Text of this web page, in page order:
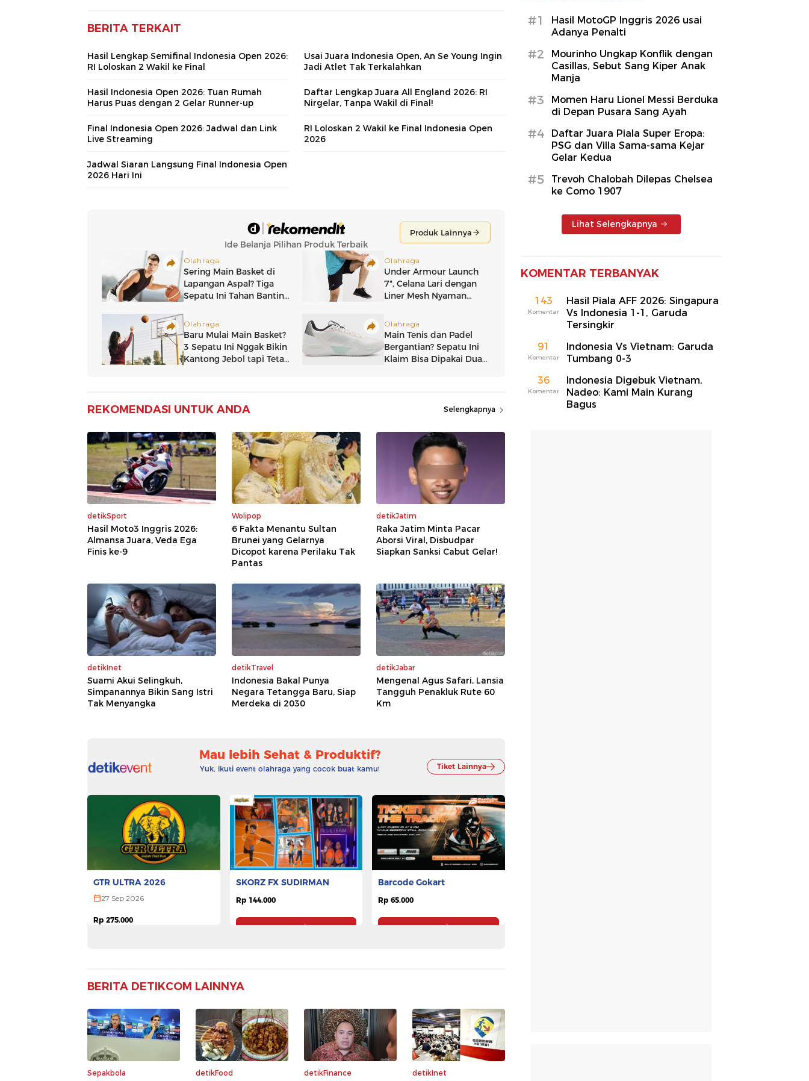
BERITA TERKAIT
Hasil Lengkap Semifinal Indonesia Open 2026:
RI Loloskan 2 Wakil ke Final
Usai Juara Indonesia Open, An Se Young Ingin
Jadi Atlet Tak Terkalahkan
Hasil Indonesia Open 2026: Tuan Rumah
Harus Puas dengan 2 Gelar Runner-up
Daftar Lengkap Juara All England 2026: RI
Nirgelar, Tanpa Wakil di Final!
Final Indonesia Open 2026: Jadwal dan Link
Live Streaming
RI Loloskan 2 Wakil ke Final Indonesia Open
2026
Jadwal Siaran Langsung Final Indonesia Open
2026 Hari Ini
REKOMENDASI UNTUK ANDA Selengkapnya
detikSport
Hasil Moto3 Inggris 2026:
Almansa Juara, Veda Ega
Finis ke-9
Wolipop
6 Fakta Menantu Sultan
Brunei yang Gelarnya
Dicopot karena Perilaku Tak
Pantas
detikJatim
Raka Jatim Minta Pacar
Aborsi Viral, Disbudpar
Siapkan Sanksi Cabut Gelar!
detikInet
Suami Akui Selingkuh,
Simpanannya Bikin Sang Istri
Tak Menyangka
detikTravel
Indonesia Bakal Punya
Negara Tetangga Baru, Siap
Merdeka di 2030
detikJabar
Mengenal Agus Safari, Lansia
Tangguh Penakluk Rute 60
Km
Mau lebih Sehat & Produktif?
Yuk, ikuti event olahraga yang cocok buat kamu! Tiket Lainnya
GTR ULTRA 2026
27 Sep 2026
Rp 275.000
SKORZ FX SUDIRMAN
Rp 144.000
Pesan Tiket
Barcode Gokart
Rp 65.000
Pesan Tiket
BERITA DETIKCOM LAINNYA
Sepakbola detikFood detikFinance detikInet
#1
Hasil MotoGP Inggris 2026 usai
Adanya Penalti
#2
Mourinho Ungkap Konflik dengan
Casillas, Sebut Sang Kiper Anak
Manja
#3
Momen Haru Lionel Messi Berduka
di Depan Pusara Sang Ayah
#4
Daftar Juara Piala Super Eropa:
PSG dan Villa Sama-sama Kejar
Gelar Kedua
#5
Trevoh Chalobah Dilepas Chelsea
ke Como 1907
Lihat Selengkapnya
KOMENTAR TERBANYAK
143
Komentar
Hasil Piala AFF 2026: Singapura
Vs Indonesia 1-1, Garuda
Tersingkir
91
Komentar
Indonesia Vs Vietnam: Garuda
Tumbang 0-3
36
Komentar
Indonesia Digebuk Vietnam,
Nadeo: Kami Main Kurang
Bagus